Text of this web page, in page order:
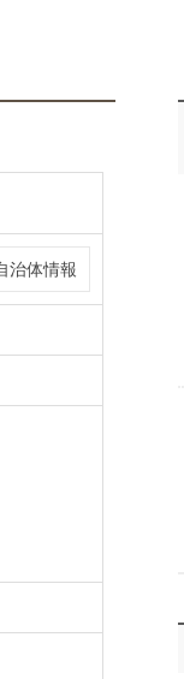
治体情報